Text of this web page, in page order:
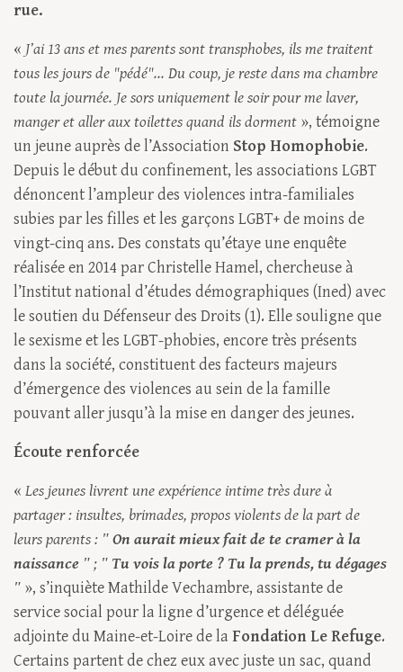
rue.
« J’ai 13 ans et mes parents sont transphobes, ils me traitent
tous les jours de "pédé"... Du coup, je reste dans ma chambre
toute la journée. Je sors uniquement le soir pour me laver,
manger et aller aux toilettes quand ils dorment », témoigne
un jeune auprès de l’Association Stop Homophobie.
Depuis le début du confinement, les associations LGBT
dénoncent l’ampleur des violences intra-familiales
subies par les filles et les garçons LGBT+ de moins de
vingt-cinq ans. Des constats qu’étaye une enquête
réalisée en 2014 par Christelle Hamel, chercheuse à
l’Institut national d’études démographiques (Ined) avec
le soutien du Défenseur des Droits (1). Elle souligne que
le sexisme et les LGBT-phobies, encore très présents
dans la société, constituent des facteurs majeurs
d’émergence des violences au sein de la famille
pouvant aller jusqu’à la mise en danger des jeunes.
Écoute renforcée
« Les jeunes livrent une expérience intime très dure à
partager : insultes, brimades, propos violents de la part de
leurs parents : ʺOn aurait mieux fait de te cramer à la
naissance ʺ ; ʺ Tu vois la porte ? Tu la prends, tu dégages
ʺ », s’inquiète Mathilde Vechambre, assistante de
service social pour la ligne d’urgence et déléguée
adjointe du Maine-et-Loire de la Fondation Le Refuge.
Certains partent de chez eux avec juste un sac, quand